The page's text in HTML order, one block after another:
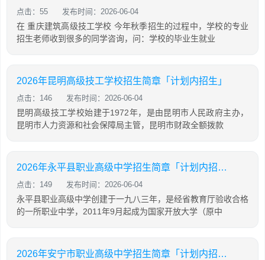
点击：55 发布时间：2026-06-04
在 重庆建筑高级技工学校 今年秋季招生的过程中，学校的专业
招生老师收到很多的同学咨询，问：学校的毕业生就业
2026年昆明高级技工学校招生简章「计划内招生」
点击：146 发布时间：2026-06-04
昆明高级技工学校始建于1972年，是由昆明市人民政府主办，
昆明市人力资源和社会保障局主管，昆明市财政全额拨款
2026年永平县职业高级中学招生简章「计划内招生」
点击：149 发布时间：2026-06-04
永平县职业高级中学创建于一九八三年，是经省教育厅验收合格
的一所职业中学，2011年9月起成为国家开放大学（原中
2026年安宁市职业高级中学招生简章「计划内招生」